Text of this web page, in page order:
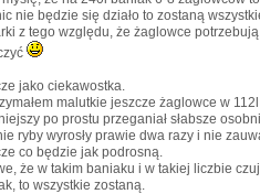
nie będzie się działo to zostaną
z tego względu, że żaglowce
jako ciekawostka.
malutkie jeszcze żaglowce w
po prostu przeganiał słabsze
ryby wyrosły prawie dwa razy i nie
co będzie jak podrosną.
że w takim baniaku i w takiej liczbie
to wszystkie zostaną.